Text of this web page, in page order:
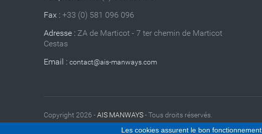
Fax : +33 (0) 581 096 096
Adresse : ZA de Marticot - 7 ter chemin de Marticot
Cestas
Email :
Copyright 2026 -AIS MANWAYS- Tous droits réservés.
Les cookies assurent le bon